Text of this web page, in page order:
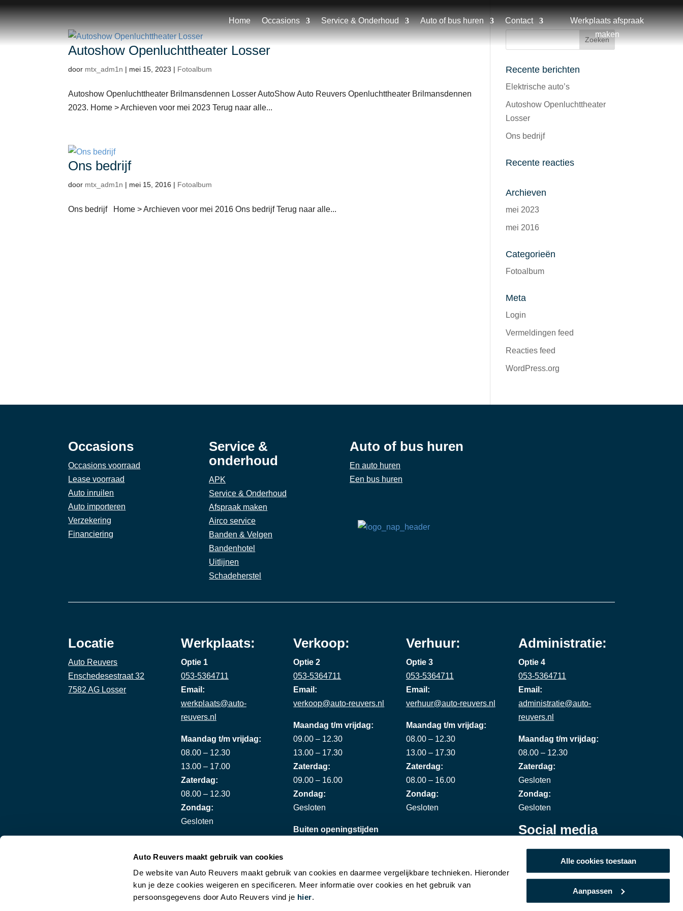
Auto Reuvers maakt gebruik van cookies
De website van Auto Reuvers maakt gebruik van cookies en daarmee vergelijkbare technieken. Hieronder
kun je deze cookies weigeren en specificeren. Meer informatie over cookies en het gebruik van
persoonsgegevens door Auto Reuvers vind je hier.
Alle cookies toestaan
Aanpassen
Home Occasions Service & Onderhoud Auto of bus huren Contact
Werkplaats afspraak
maken
Autoshow Openluchttheater Losser
door mtx_adm1n | mei 15, 2023 | Fotoalbum
Autoshow Openluchttheater Brilmansdennen Losser AutoShow Auto Reuvers Openluchttheater Brilmansdennen
2023. Home > Archieven voor mei 2023 Terug naar alle...
Ons bedrijf
door mtx_adm1n | mei 15, 2016 | Fotoalbum
Ons bedrijf Home > Archieven voor mei 2016 Ons bedrijf Terug naar alle...
Recente berichten
Elektrische auto’s
Autoshow Openluchttheater
Losser
Ons bedrijf
Recente reacties
Archieven
mei 2023
mei 2016
Categorieën
Fotoalbum
Meta
Login
Vermeldingen feed
Reacties feed
WordPress.org
Occasions
Occasions voorraad
Lease voorraad
Auto inruilen
Auto importeren
Verzekering
Financiering
Service &
onderhoud
APK
Service & Onderhoud
Afspraak maken
Airco service
Banden & Velgen
Bandenhotel
Uitlijnen
Schadeherstel
Auto of bus huren
En auto huren
Een bus huren
Locatie
Auto Reuvers
Enschedesestraat 32
7582 AG Losser
Werkplaats:
Optie 1
053-5364711
Email:
werkplaats@auto-
reuvers.nl
Maandag t/m vrijdag:
08.00 – 12.30
13.00 – 17.00
Zaterdag:
08.00 – 12.30
Zondag:
Gesloten
Verkoop:
Optie 2
053-5364711
Email:
verkoop@auto-reuvers.nl
Maandag t/m vrijdag:
09.00 – 12.30
13.00 – 17.30
Zaterdag:
09.00 – 16.00
Zondag:
Gesloten
Buiten openingstijden
Verhuur:
Optie 3
053-5364711
Email:
verhuur@auto-reuvers.nl
Maandag t/m vrijdag:
08.00 – 12.30
13.00 – 17.30
Zaterdag:
08.00 – 16.00
Zondag:
Gesloten
Administratie:
Optie 4
053-5364711
Email:
administratie@auto-
reuvers.nl
Maandag t/m vrijdag:
08.00 – 12.30
Zaterdag:
Gesloten
Zondag:
Gesloten
Social media